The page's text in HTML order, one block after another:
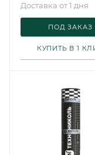
Доставка от 1 дня
ПОД ЗАКАЗ
КУПИТЬ В 1